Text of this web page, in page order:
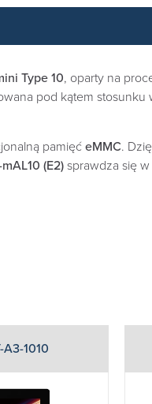
Type 10, oparty na
pod kątem
pamięćeMMC.
(E2) sprawdza się
A3-1010